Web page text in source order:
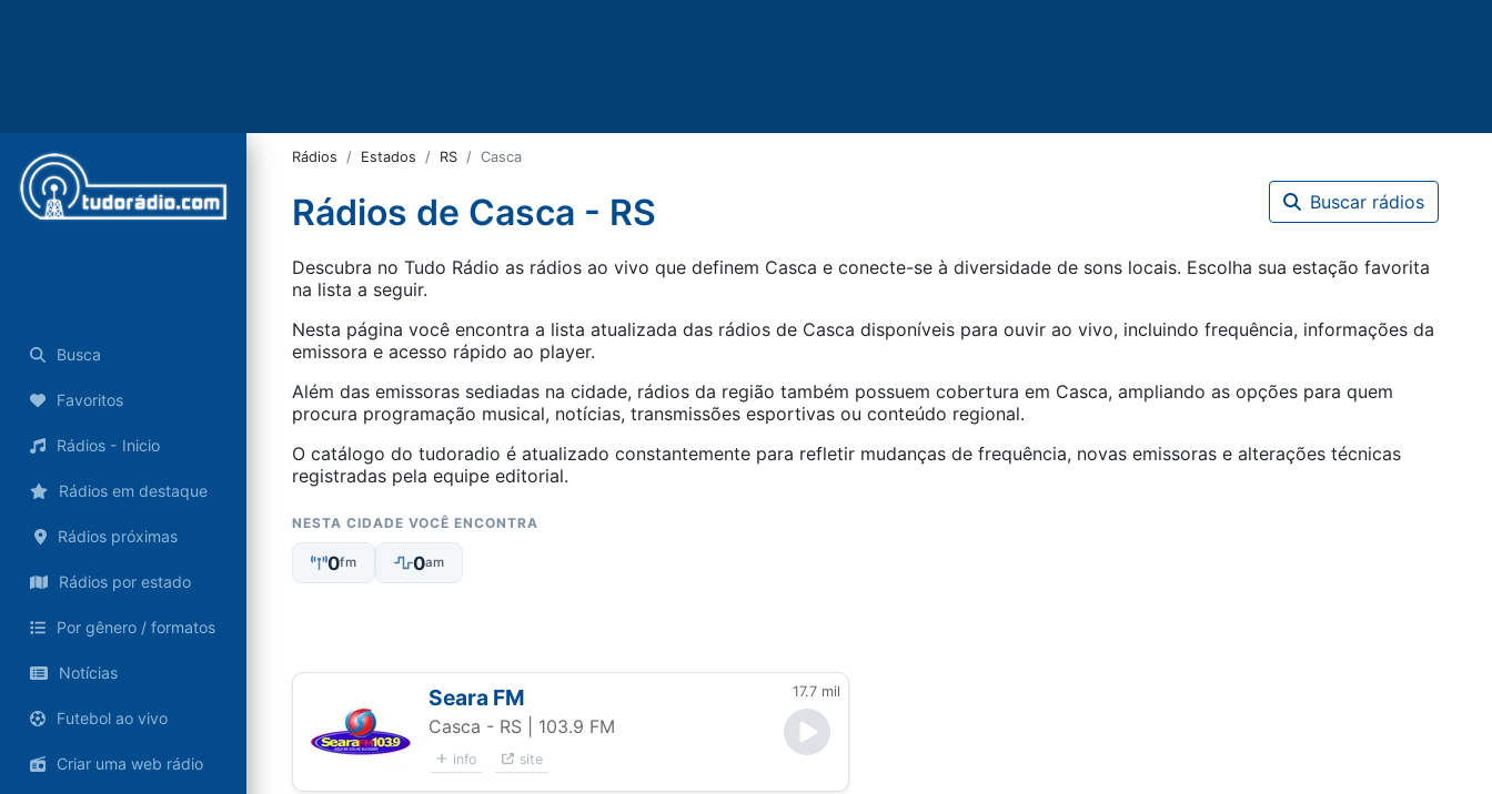
Busca
Favoritos
Rádios - Inicio
Rádios em destaque
Rádios próximas
Rádios por estado
Por gênero / formatos
Notícias
Futebol ao vivo
Criar uma web rádio
Rádios Estados RS Casca
Rádios de Casca - RS Buscar rádios
Descubra no Tudo Rádio as rádios ao vivo que definem Casca e conecte-se à diversidade de sons locais. Escolha sua estação favorita
na lista a seguir.
Nesta página você encontra a lista atualizada das rádios de Casca disponíveis para ouvir ao vivo, incluindo frequência, informações da
emissora e acesso rápido ao player.
Além das emissoras sediadas na cidade, rádios da região também possuem cobertura em Casca, ampliando as opções para quem
procura programação musical, notícias, transmissões esportivas ou conteúdo regional.
O catálogo do tudoradio é atualizado constantemente para refletir mudanças de frequência, novas emissoras e alterações técnicas
registradas pela equipe editorial.
NESTA CIDADE VOCÊ ENCONTRA
0fm 0am
Seara FM 17.7 mil
Casca - RS | 103.9 FM
info site